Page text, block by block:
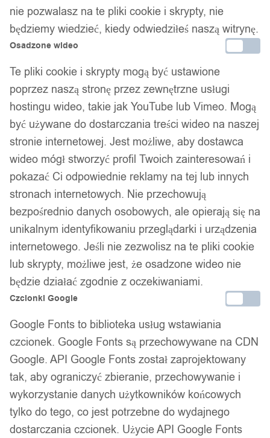
/ 7
Naszyjnik srebrny łańcuszek
szczypce krab 349
nie pozwalasz na te pliki cookie i skrypty, nie
będziemy wiedzieć, kiedy odwiedziłeś naszą witrynę.
Osadzone wideo
Te pliki cookie i skrypty mogą być ustawione
poprzez naszą stronę przez zewnętrzne usługi
hostingu wideo, takie jak YouTube lub Vimeo. Mogą
być używane do dostarczania treści wideo na naszej
stronie internetowej. Jest możliwe, aby dostawca
wideo mógł stworzyć profil Twoich zainteresowań i
pokazać Ci odpowiednie reklamy na tej lub innych
stronach internetowych. Nie przechowują
bezpośrednio danych osobowych, ale opierają się na
unikalnym identyfikowaniu przeglądarki i urządzenia
internetowego. Jeśli nie zezwolisz na te pliki cookie
lub skrypty, możliwe jest, że osadzone wideo nie
będzie działać zgodnie z oczekiwaniami.
Czcionki Google
Google Fonts to biblioteka usług wstawiania
czcionek. Google Fonts są przechowywane na CDN
Google. API Google Fonts został zaprojektowany
tak, aby ograniczyć zbieranie, przechowywanie i
wykorzystanie danych użytkowników końcowych
tylko do tego, co jest potrzebne do wydajnego
dostarczania czcionek. Użycie API Google Fonts